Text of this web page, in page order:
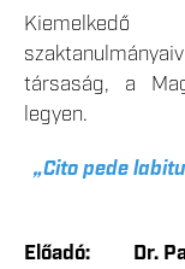
társaság, a
legyen.
„Cito pede
Előadó: Dr.